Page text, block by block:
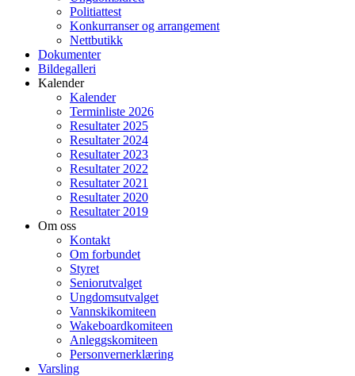
Politiattest
Konkurranser og arrangement
Nettbutikk
Dokumenter
Bildegalleri
Kalender
Kalender
Terminliste 2026
Resultater 2025
Resultater 2024
Resultater 2023
Resultater 2022
Resultater 2021
Resultater 2020
Resultater 2019
Om oss
Kontakt
Om forbundet
Styret
Seniorutvalget
Ungdomsutvalget
Vannskikomiteen
Wakeboardkomiteen
Anleggskomiteen
Personvernerklæring
Varsling